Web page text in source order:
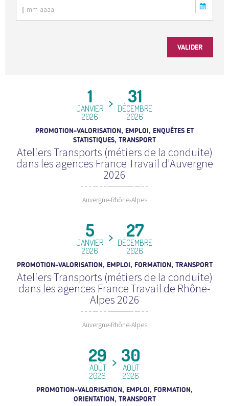
1
JANVIER
2026
31
DÉCEMBRE
2026
PROMOTION-VALORISATION, EMPLOI, ENQUÊTES ET
STATISTIQUES, TRANSPORT
Ateliers Transports (métiers de la conduite)
dans les agences France Travail d'Auvergne
2026
Auvergne-Rhône-Alpes
5
JANVIER
2026
27
DÉCEMBRE
2026
PROMOTION-VALORISATION, EMPLOI, FORMATION, TRANSPORT
Ateliers Transports (métiers de la conduite)
dans les agences France Travail de Rhône-
Alpes 2026
Auvergne-Rhône-Alpes
29
AOÛT
2026
30
AOÛT
2026
PROMOTION-VALORISATION, EMPLOI, FORMATION,
ORIENTATION, TRANSPORT